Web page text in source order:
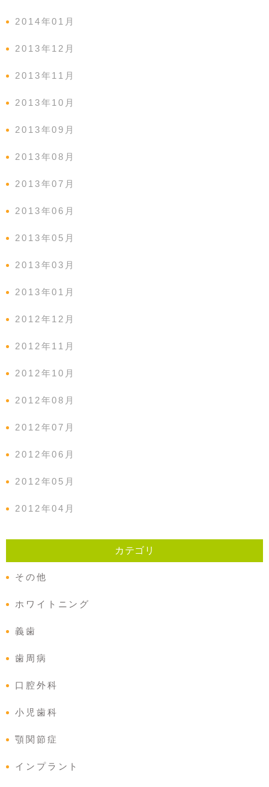
2014年01月
2013年12月
2013年11月
2013年10月
2013年09月
2013年08月
2013年07月
2013年06月
2013年05月
2013年03月
2013年01月
2012年12月
2012年11月
2012年10月
2012年08月
2012年07月
2012年06月
2012年05月
2012年04月
カテゴリ
その他
ホワイトニング
義歯
歯周病
口腔外科
小児歯科
顎関節症
インプラント